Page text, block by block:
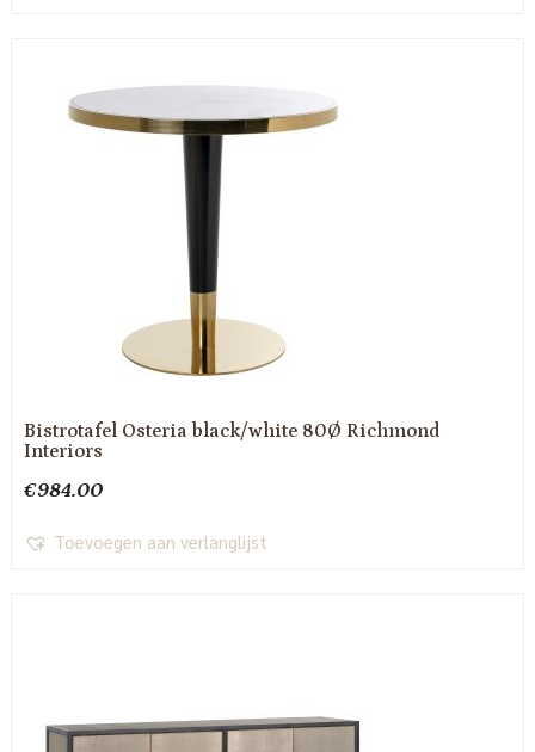
Bistrotafel Osteria black/white 80Ø Richmond
Interiors
€984.00
Toevoegen aan verlanglijst